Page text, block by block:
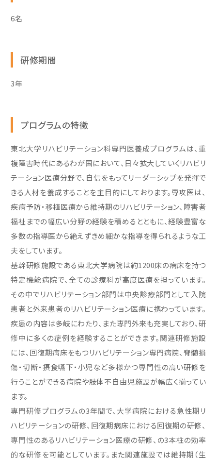
6名
研修期間
3年
プログラムの特徴
東北大学リハビリテーション科専門医養成プログラムは、重
複障害時代にあるわが国において、日々拡大していくリハビリ
テーション医療分野で、自信をもってリーダーシップを発揮で
きる人材を養成することを主目的にしております。専攻医は、
疾病予防・移植医療から維持期のリハビリテーション、障害者
福祉までの幅広い分野の経験を積めるとともに、経験豊富な
多数の指導医から絶えずきめ細かな指導を得られるような工
夫をしています。
基幹研修施設である東北大学病院は約1200床の病床を持つ
特定機能病院で、全ての診療科が高度医療を担っています。
その中でリハビリテーション部門は中央診療部門として入院
患者と外来患者のリハビリテーション医療に携わっています。
疾患の内容は多岐にわたり、また専門外来も充実しており、研
修中に多くの症例を経験することができます。関連研修施設
には、回復期病床をもつリハビリテーション専門病院、脊髄損
傷・切断・摂食嚥下・小児など多様かつ専門性の高い研修を
行うことができる病院や肢体不自由児施設が幅広く揃ってい
ます。
専門研修プログラムの3年間で、大学病院における急性期リ
ハビリテーションの研修、回復期病床における回復期の研修、
専門性のあるリハビリテーション医療の研修、の3本柱の効率
的な研修を可能としています。また関連施設では維持期（生